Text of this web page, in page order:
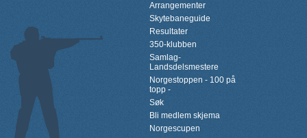
Arrangementer
Skytebaneguide
Resultater
350-klubben
Samlag-
Landsdelsmestere
Norgestoppen - 100 på
topp -
Søk
Bli medlem skjema
Norgescupen